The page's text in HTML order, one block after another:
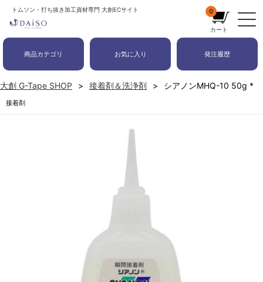
トムソン・打ち抜き加工資材専門 大創ECサイト 0
カート
商品カテゴリ お気に入り 発注履歴
大創 G-Tape SHOP 接着剤＆洗浄剤 シアノンMHQ-10 50g *
接着剤